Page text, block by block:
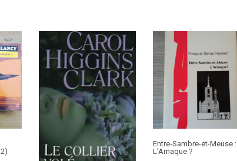
Entre-Sambre-et-Meuse :
L’Arnaque ?